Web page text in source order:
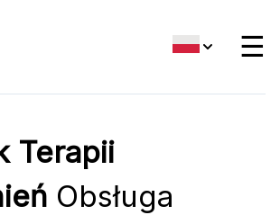
☰
Terapii
Obsługa